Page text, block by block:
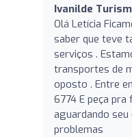
Ivanilde
Olá Letícia
saber que teve
serviços .
transportes de
oposto . Entre
6774 E peça
aguardando
problemas